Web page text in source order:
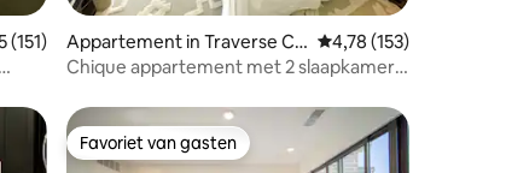
beoordeling van 4,95 uit 5, 151 recensies
(151)
Appartement in Traverse Cit
y
Gemiddelde
4,78 (153)
Chique appartement met 2 slaapkamers
Favoriet van gasten
Favoriet van gasten